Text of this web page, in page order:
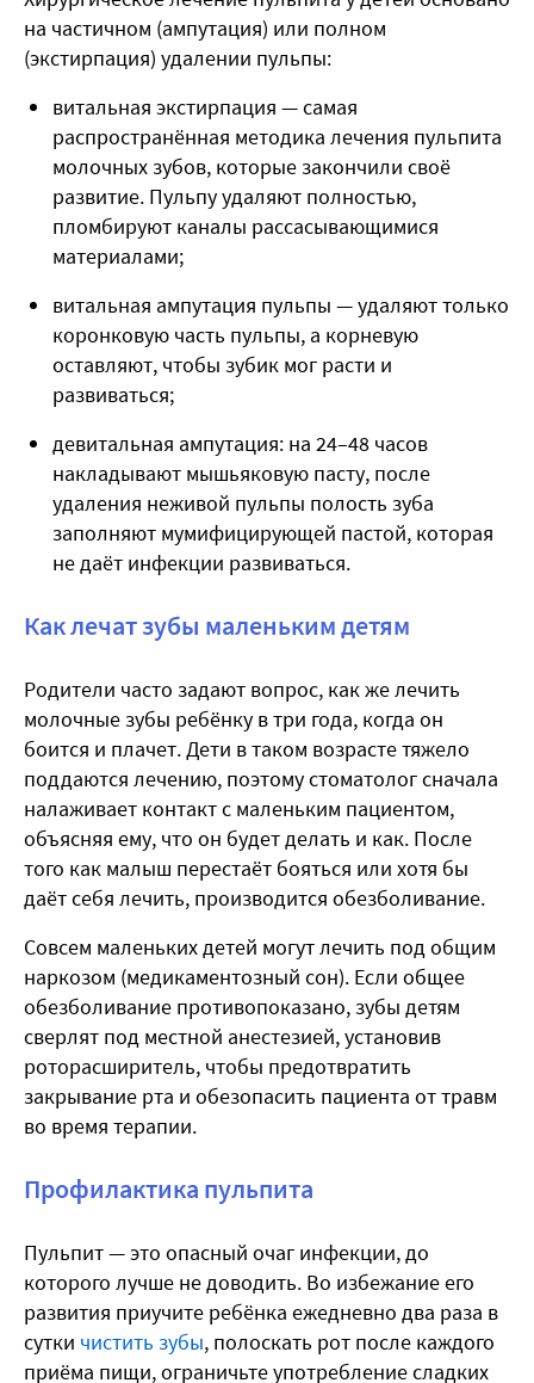
на частичном (ампутация) или полном
(экстирпация) удалении пульпы:
витальная экстирпация — самая
распространённая методика лечения пульпита
молочных зубов, которые закончили своё
развитие. Пульпу удаляют полностью,
пломбируют каналы рассасывающимися
материалами;
витальная ампутация пульпы — удаляют только
коронковую часть пульпы, а корневую
оставляют, чтобы зубик мог расти и
развиваться;
девитальная ампутация: на 24–48 часов
накладывают мышьяковую пасту, после
удаления неживой пульпы полость зуба
заполняют мумифицирующей пастой, которая
не даёт инфекции развиваться.
Как лечат зубы маленьким детям
Родители часто задают вопрос, как же лечить
молочные зубы ребёнку в три года, когда он
боится и плачет. Дети в таком возрасте тяжело
поддаются лечению, поэтому стоматолог сначала
налаживает контакт с маленьким пациентом,
объясняя ему, что он будет делать и как. После
того как малыш перестаёт бояться или хотя бы
даёт себя лечить, производится обезболивание.
Совсем маленьких детей могут лечить под общим
наркозом (медикаментозный сон). Если общее
обезболивание противопоказано, зубы детям
сверлят под местной анестезией, установив
роторасширитель, чтобы предотвратить
закрывание рта и обезопасить пациента от травм
во время терапии.
Профилактика пульпита
Пульпит — это опасный очаг инфекции, до
которого лучше не доводить. Во избежание его
развития приучите ребёнка ежедневно два раза в
сутки чистить зубы, полоскать рот после каждого
приёма пищи, ограничьте употребление сладких